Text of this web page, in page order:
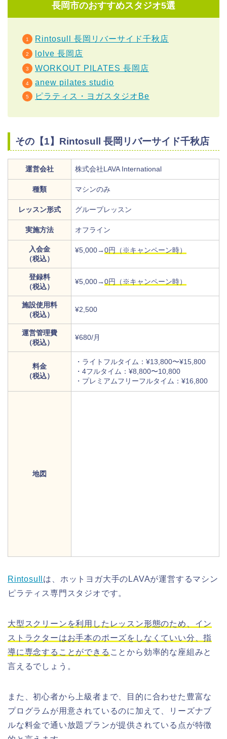
長岡市のおすすめスタジオ5選
Rintosull 長岡リバーサイド千秋店
loIve 長岡店
WORKOUT PILATES 長岡店
anew pilates studio
ピラティス・ヨガスタジオBe
その【1】Rintosull 長岡リバーサイド千秋店
運営会社 株式会社LAVA International
種類 マシンのみ
レッスン形式 グループレッスン
実施方法 オフライン
入会金
（税込）
¥5,000→0円（※キャンペーン時）
登録料
（税込）
¥5,000→0円（※キャンペーン時）
施設使用料
（税込）
¥2,500
運営管理費
（税込）
¥680/月
料金
（税込）
・ライトフルタイム：¥13,800〜¥15,800
・4フルタイム：¥8,800〜10,800
・プレミアムフリーフルタイム：¥16,800
地図
Rintosull は、ホットヨガ大手のLAVAが運営するマシン
ピラティス専門スタジオです。
大型スクリーンを利用したレッスン形態のため、イン
ストラクターはお手本のポーズをしなくていい分、指
導に専念することができる ことから効率的な座組みと
言えるでしょう。
また、初心者から上級者まで、目的に合わせた豊富な
プログラムが用意されているのに加えて、リーズナブ
ルな料金で通い放題プランが提供されている点が特徴